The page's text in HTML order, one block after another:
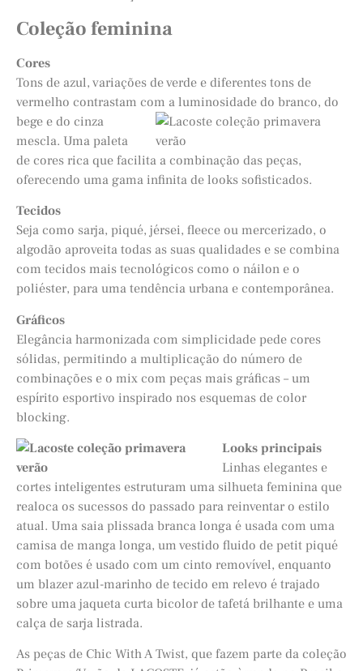
Coleção feminina
Cores
Tons de azul, variações de verde e diferentes tons de
vermelho contrastam com a luminosidade do branco, do
bege e do cinza
mescla. Uma paleta
de cores rica que facilita a combinação das peças,
oferecendo uma gama infinita de looks sofisticados.
Tecidos
Seja como sarja, piqué, jérsei, fleece ou mercerizado, o
algodão aproveita todas as suas qualidades e se combina
com tecidos mais tecnológicos como o náilon e o
poliéster, para uma tendência urbana e contemporânea.
Gráficos
Elegância harmonizada com simplicidade pede cores
sólidas, permitindo a multiplicação do número de
combinações e o mix com peças mais gráficas – um
espírito esportivo inspirado nos esquemas de color
blocking.
Looks principais
Linhas elegantes e
cortes inteligentes estruturam uma silhueta feminina que
realoca os sucessos do passado para reinventar o estilo
atual. Uma saia plissada branca longa é usada com uma
camisa de manga longa, um vestido fluido de petit piqué
com botões é usado com um cinto removível, enquanto
um blazer azul-marinho de tecido em relevo é trajado
sobre uma jaqueta curta bicolor de tafetá brilhante e uma
calça de sarja listrada.
As peças de Chic With A Twist, que fazem parte da coleção